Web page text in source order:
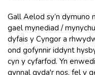
Gall Aelod sy’n dymuno
gael mynediad /
dyfais y Cyngor a
ond gofynnir iddynt
cyn y cyfarfod. Yn
gynnal gyda'r nos, fel y